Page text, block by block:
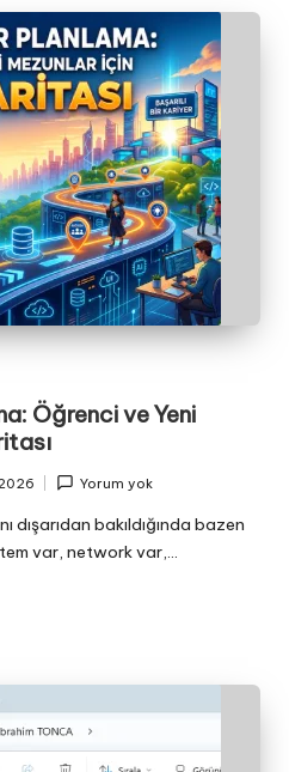
Öğrenci ve Yeni
Yorum yok
dışarıdan bakıldığında bazen
var, network var,…